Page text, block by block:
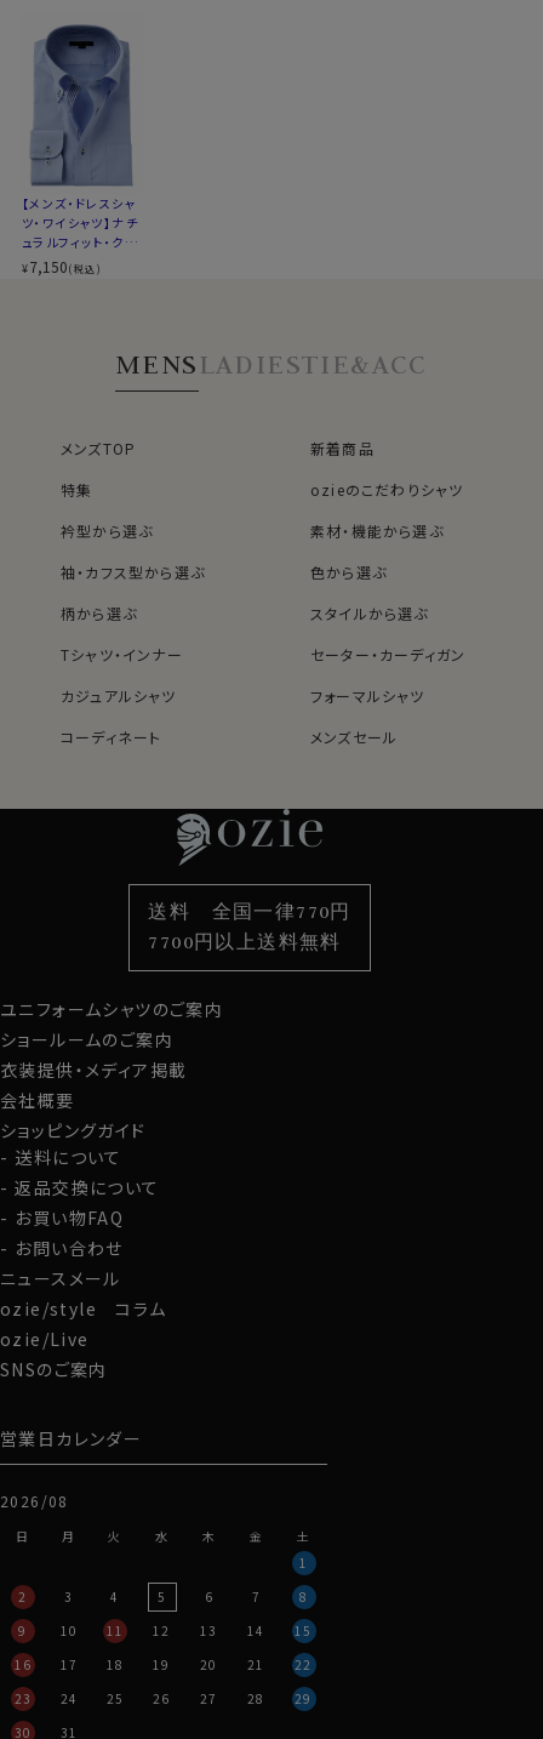
にくいバランス型素材です。
▼とにかくお手入れのしやすさを重視したい方
ポリエステル100％のクールマックス®オールシーズン・
ファブリック
シワになりにくい高い形態安定性と温調の高機能が特長
です。
ポリエステル100％・クールマックスはこちら→
●ドゥエボットーニ
イタリア語でドゥエは「２つ」・ボットーニは「ボタン」とい
一番上のボタンを２つ縦につけることにより衿が高く、や
や大きめな衿型となっています。
●別生地使い
ーニボタンダウンの衿台・カフス内側・前立て部分に表生
アンタイド（ノーネクタイ）の際に衿や前立て部分から、ま
た腕まくりをした時にカフス裏から表の生地と異なる生
カフス部分はコンバーチブルカフスになっておりますの
で、カフスボタンもご利用いただけます。
S-37～LL-43・3L-45･4L-47cm / トールM-88・L-90・
LL-90cm・全１２サイズにてご用意。(サイズ表C)
スポット商品につき再入荷はございませんのでご了承く
ださい。
50313
スタイル ナチュラルフィット
生産国
中国
▼スポット商品につき再入荷はございませんのでご了承
ください
▼ナチュラルフィットフィットとは？
後ろ身頃にダーツを入れて、ウエスト部分をやや絞ったス
タイルです。
適度に絞ったウエストラインは細すぎず、それでいてダボ
※43cm（LL）・45cm（3L）・47cm(4L)サイズにおいて
は絞りを若干ゆるくしております。 細さを気にせず一般的
【メンズ・ドレスシャ
ツ・ワイシャツ】ナチ
ュラルフィット・クー
ルマックス・ドライ・
形態安定・ドゥエボ
¥7,150(税込)
MENSLADIESTIE&ACC
メンズTOP
新着商品
特集
ozieのこだわりシャツ
衿型から選ぶ
素材・機能から選ぶ
袖・カフス型から選ぶ
色から選ぶ
柄から選ぶ
スタイルから選ぶ
Tシャツ・インナー
セーター・カーディガン
カジュアルシャツ
フォーマルシャツ
コーディネート
メンズセール
袖・カフス型から選ぶ
色から選ぶ
柄から選ぶ
スタイルから選ぶ
カジュアルシャツ
定番シャツ
カフスボタン
サスペンダー
財布・名刺入れ
バッグ
ストール・マフラー
グローブ
ユニフォームシャツのご案内
ショールームのご案内
衣装提供・メディア掲載
会社概要
ショッピングガイド
送料について
返品交換について
お買い物FAQ
お問い合わせ
ニュースメール
ozie/style コラム
ozie/Live
SNSのご案内
営業日カレンダー
2026/08
日 月 火 水 木 金
土
1
2
3 4 5 6 7
8
9
10 11 12 13 14
15
16
17 18 19 20 21
22
23
24 25 26 27 28
29
30
31
送料 全国一律770円
7700円以上送料無料